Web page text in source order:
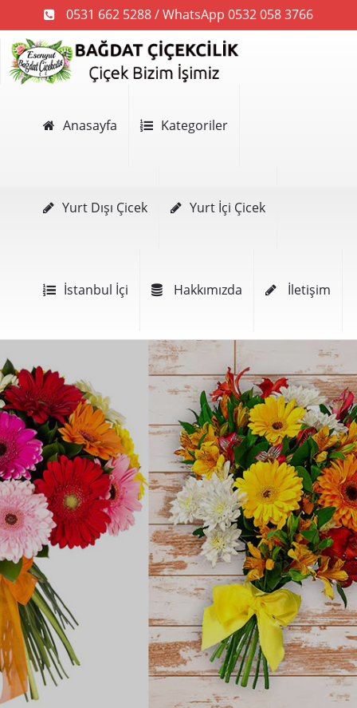
0531 662 5288 / WhatsApp 0532 058 3766
Anasayfa Kategoriler
Yurt Dışı Çicek Yurt İçi Çicek
İstanbul İçi Hakkımızda İletişim